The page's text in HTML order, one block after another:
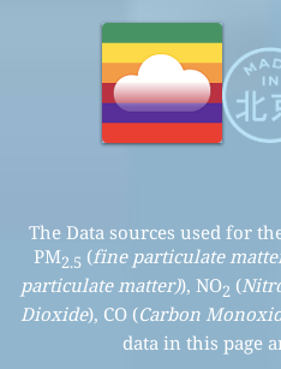
The Data sources used for
PM2.5 (fine particulate
particulate matter)), NO2 (
Dioxide), CO (Carbon
data in this page